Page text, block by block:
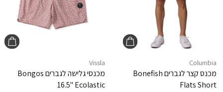
Columbia
מכנס קצר לגבריםBonefish
Flats Short
Vissla
מכנסי גלישה לגבריםBongos
16.5" Ecolastic